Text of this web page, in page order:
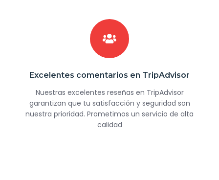
Excelentes comentarios en TripAdvisor
Nuestras excelentes reseñas en TripAdvisor
garantizan que tu satisfacción y seguridad son
nuestra prioridad. Prometimos un servicio de alta
calidad